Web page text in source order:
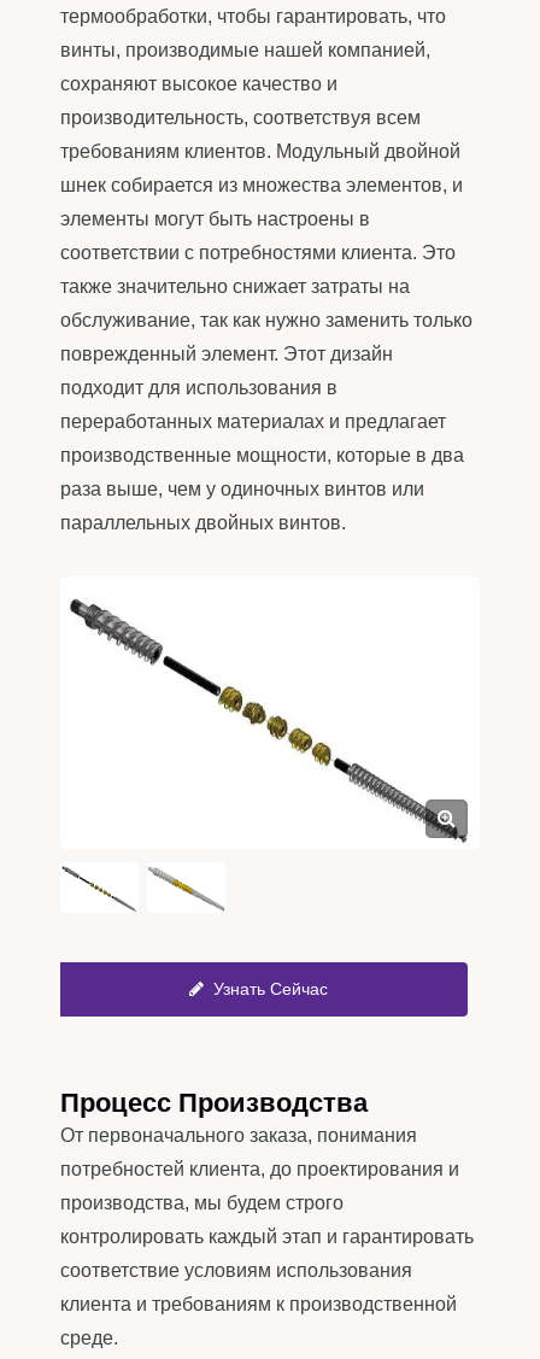
термообработки, чтобы гарантировать, что
винты, производимые нашей компанией,
сохраняют высокое качество и
производительность, соответствуя всем
требованиям клиентов. Модульный двойной
шнек собирается из множества элементов, и
элементы могут быть настроены в
соответствии с потребностями клиента. Это
также значительно снижает затраты на
обслуживание, так как нужно заменить только
поврежденный элемент. Этот дизайн
подходит для использования в
переработанных материалах и предлагает
производственные мощности, которые в два
раза выше, чем у одиночных винтов или
параллельных двойных винтов.
Узнать Сейчас
Процесс Производства
От первоначального заказа, понимания
потребностей клиента, до проектирования и
производства, мы будем строго
контролировать каждый этап и гарантировать
соответствие условиям использования
клиента и требованиям к производственной
среде.